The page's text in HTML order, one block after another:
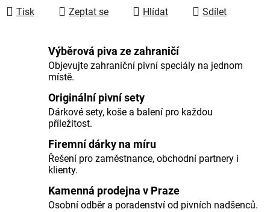
Tisk Zeptat se Hlídat Sdílet
Výběrová piva ze zahraničí
Objevujte zahraniční pivní speciály na jednom
místě.
Originální pivní sety
Dárkové sety, koše a balení pro každou
příležitost.
Firemní dárky na míru
Řešení pro zaměstnance, obchodní partnery i
klienty.
Kamenná prodejna v Praze
Osobní odběr a poradenství od pivních nadšenců.